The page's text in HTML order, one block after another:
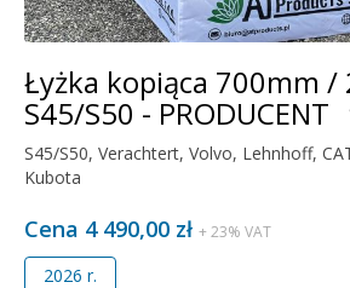
Łyżka kopiąca 700mm
S45/S50 - PRODUCENT
S45/S50, Verachtert, Volvo, Lehnhoff,
Kubota
Cena 4 490,00 zł + 23% VAT
2026 r.